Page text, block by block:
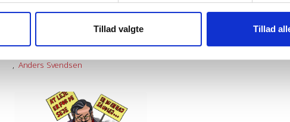
på websitet, så vi kan forbedre din oplevelse af vi-
personlige oplysninger og anvendes kun til webanalyse.
vælge at frakoble cookies. Bemærk at det kan betyde at websteder
muligheder hos din valgte browserleverandør.
Tillad valgte Tillad
ind.
Alle artikler Gode råd og regler
Anders Svendsen
Alle artikler
Gode råd og regler